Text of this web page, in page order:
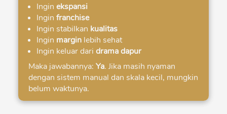
Ingin ekspansi
Ingin franchise
Ingin stabilkan kualitas
Ingin margin lebih sehat
Ingin keluar dari drama dapur
Maka jawabannya: Ya. Jika masih nyaman
dengan sistem manual dan skala kecil, mungkin
belum waktunya.